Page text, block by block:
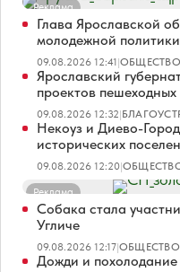
Реклама
Глава Ярославской
молодежной политики
09.08.2026 12:41|ОБЩЕСТВО
Ярославский
проектов
09.08.2026 12:32|
Некоуз и Диево-
исторических
09.08.2026 12:20|
Реклама
Собака стала
Угличе
09.08.2026 12:17|ОБЩЕСТВО
Дожди и